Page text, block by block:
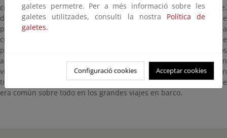
con fuertes espinas. En Europa existen 14 tipos de rosal silvestre,
de los cuales ocho están presentes en la Península. Posee
propiedades astringentes y ha sido usado desde antiguo para
cortar las diarreas. El fruto se puede comer pero quitándole
previamente los huesecillos y pelos que contienen, los primeros
algo tóxicos, los segundos irritantes. También es muy rico en
vitaminas, sobre todo en vitamina C, por lo que se consideran
tradicionalmente como un excelente antiescorbútico, por lo que
era común sobre todo en los grandes viajes en barco.
galetes permetre. Per a més informació sobre les
galetes utilitzades, consulti la nostra Política de
galetes.
Configuració cookies Acceptar cookies